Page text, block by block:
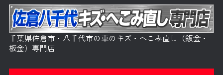
千葉県佐倉市・八千代市の車のキズ・へこみ直し（鈑金・
板金）専門店